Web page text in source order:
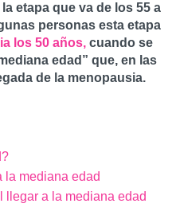
etapa que va de los 55 a
personas esta etapa
los 50 años, cuando se
edad” que, en las
de la menopausia.
la mediana edad
llegar a la mediana edad